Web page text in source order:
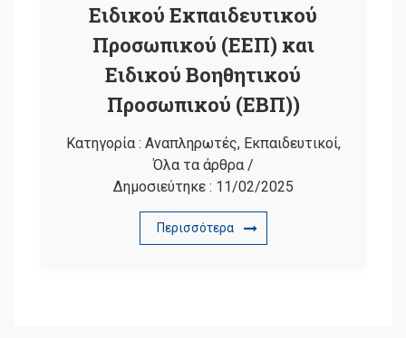
Ειδικού Εκπαιδευτικού
Προσωπικού (ΕΕΠ) και
Ειδικού Βοηθητικού
Προσωπικού (ΕΒΠ))
Κατηγορία : Αναπληρωτές, Εκπαιδευτικοί,
Όλα τα άρθρα/
Δημοσιεύτηκε : 11/02/2025
Περισσότερα